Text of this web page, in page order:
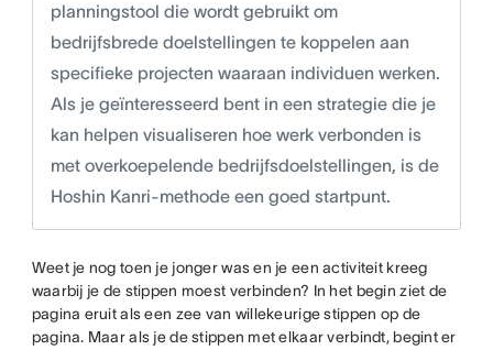
planningstool die wordt gebruikt om
bedrijfsbrede doelstellingen te koppelen aan
specifieke projecten waaraan individuen werken.
Als je geïnteresseerd bent in een strategie die je
kan helpen visualiseren hoe werk verbonden is
met overkoepelende bedrijfsdoelstellingen, is de
Hoshin Kanri-methode een goed startpunt.
Weet je nog toen je jonger was en je een activiteit kreeg
waarbij je de stippen moest verbinden? In het begin ziet de
pagina eruit als een zee van willekeurige stippen op de
pagina. Maar als je de stippen met elkaar verbindt, begint er